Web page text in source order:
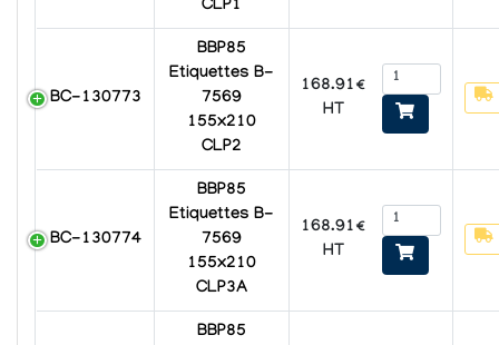
CLP1
BC-130773
BBP85
Etiquettes B-
7569
155x210
CLP2
168.91€
HT
BC-130774
BBP85
Etiquettes B-
7569
155x210
CLP3A
168.91€
HT
BBP85